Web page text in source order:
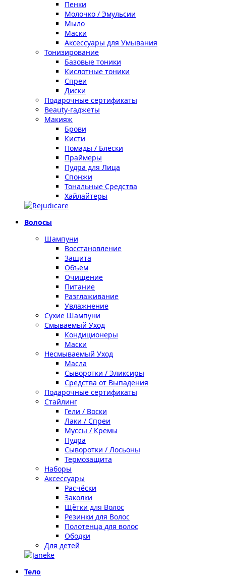
Пенки
Молочко / Эмульсии
Мыло
Маски
Аксессуары для Умывания
Тонизирование
Базовые тоники
Кислотные тоники
Спреи
Диски
Подарочные сертификаты
Beauty-гаджеты
Макияж
Брови
Кисти
Помады / Блески
Праймеры
Пудра для Лица
Спонжи
Тональные Средства
Хайлайтеры
Волосы
Шампуни
Восстановление
Защита
Объём
Очищение
Питание
Разглаживание
Увлажнение
Сухие Шампуни
Смываемый Уход
Кондиционеры
Маски
Несмываемый Уход
Масла
Сыворотки / Эликсиры
Средства от Выпадения
Подарочные сертификаты
Стайлинг
Гели / Воски
Лаки / Спреи
Муссы / Кремы
Пудра
Сыворотки / Лосьоны
Термозащита
Наборы
Аксессуары
Расчёски
Заколки
Щётки для Волос
Резинки для Волос
Полотенца для волос
Ободки
Для детей
Тело